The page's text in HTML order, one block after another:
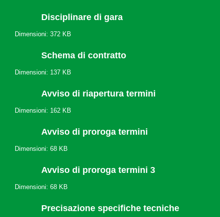
Disciplinare di gara
Dimensioni: 372 KB
Schema di contratto
Dimensioni: 137 KB
Avviso di riapertura termini
Dimensioni: 162 KB
Avviso di proroga termini
Dimensioni: 68 KB
Avviso di proroga termini 3
Dimensioni: 68 KB
Precisazione specifiche tecniche